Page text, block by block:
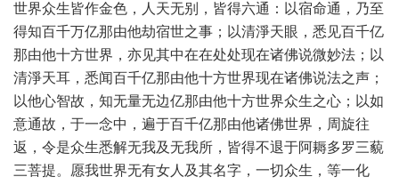
世界众生皆作金色，人天无别，皆得六通：以宿命通，乃至
得知百千万亿那由他劫宿世之事；以清淨天眼，悉见百千亿
那由他十方世界，亦见其中在在处处现在诸佛说微妙法；以
清淨天耳，悉闻百千亿那由他十方世界现在诸佛说法之声；
以他心智故，知无量无边亿那由他十方世界众生之心；以如
意通故，于一念中，遍于百千亿那由他诸佛世界，周旋往
返，令是众生悉解无我及无我所，皆得不退于阿耨多罗三藐
三菩提。愿我世界无有女人及其名字，一切众生，等一化